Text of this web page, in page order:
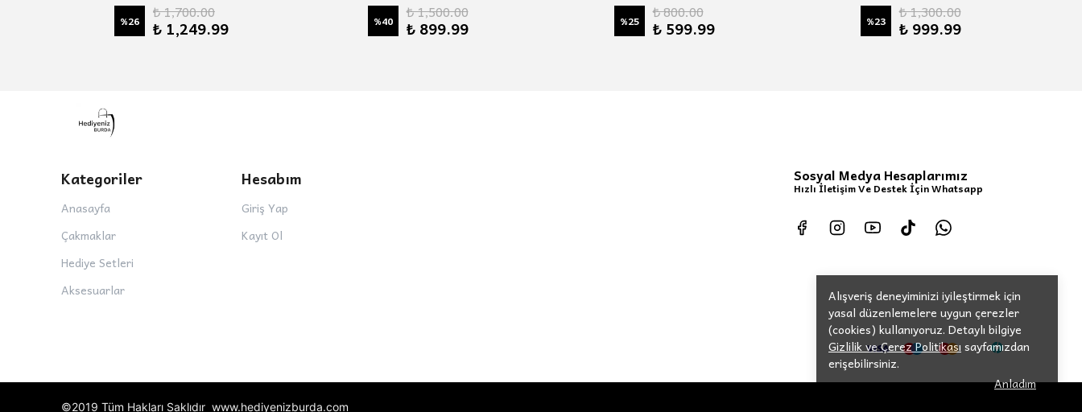
Alışveriş deneyiminizi iyileştirmek için
yasal düzenlemelere uygun çerezler
(cookies) kullanıyoruz. Detaylı bilgiye
Gizlilik ve Çerez Politikası sayfamızdan
erişebilirsiniz.
Anladım
%26 ₺ 1,700.00
₺ 1,249.99 %40 ₺ 1,500.00
₺ 899.99 %25 ₺ 800.00
₺ 599.99 %23 ₺ 1,300.00
₺ 999.99
Kategoriler
Anasayfa
Çakmaklar
Hediye Setleri
Aksesuarlar
Hesabım
Giriş Yap
Kayıt Ol
Sosyal Medya Hesaplarımız
Hızlı İletişim Ve Destek İçin Whatsapp
©2019 Tüm Hakları Saklıdır www.hediyenizburda.com